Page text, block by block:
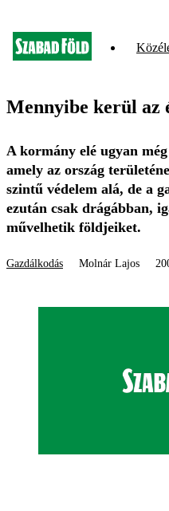
Mennyibe kerül az
A kormány elé ugyan
amely az ország
szintű védelem alá, de a
ezután csak drágábban,
művelhetik földjeiket.
Gazdálkodás Molnár Lajos